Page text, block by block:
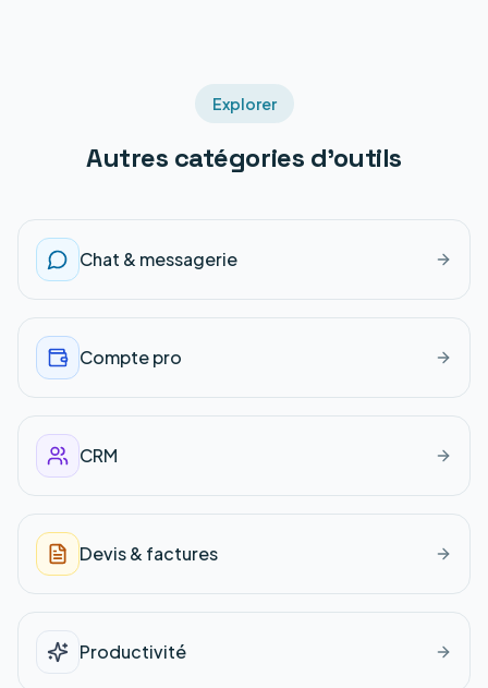
Explorer
Autres catégories d'outils
Chat & messagerie
Compte pro
CRM
Devis & factures
Productivité